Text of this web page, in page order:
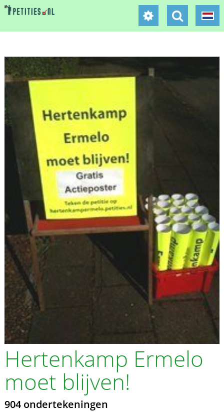
Hertenkamp Ermelo
moet blijven!
904 ondertekeningen